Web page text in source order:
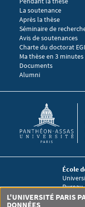
La soutenance
Après la thèse
Menu footer EGIC 3
Séminaire de
Avis de soutenances
Charte du doctorat
Ma thèse en 3 minutes
Menu footer EGIC 4
Documents
Alumni
École
Bureau
12
L'UNIVERSITÉ PARIS
DONNÉES